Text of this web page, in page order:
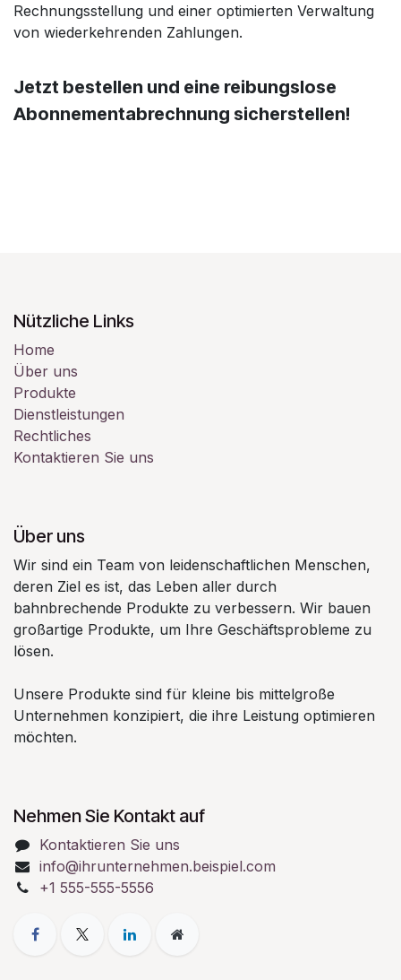
Rechnungsstellung und einer optimierten Verwaltung
von wiederkehrenden Zahlungen.
Jetzt bestellen und eine reibungslose
Abonnementabrechnung sicherstellen!
Nützliche Links
Home
Über uns
Produkte
Dienstleistungen
Rechtliches
Kontaktieren Sie uns
Über uns
Wir sind ein Team von leidenschaftlichen Menschen,
deren Ziel es ist, das Leben aller durch
bahnbrechende Produkte zu verbessern. Wir bauen
großartige Produkte, um Ihre Geschäftsprobleme zu
lösen.
Unsere Produkte sind für kleine bis mittelgroße
Unternehmen konzipiert, die ihre Leistung optimieren
möchten.
Nehmen Sie Kontakt auf
Kontaktieren Sie uns
info@ihrunternehmen.beispiel.com
+1 555-555-5556